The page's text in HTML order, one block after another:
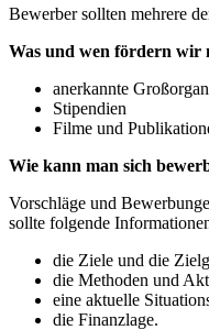
Bewerber sollten mehrere
Was und wen fördern wir
anerkannte
Stipendien
Filme und
Wie kann man sich
Vorschläge und
sollte folgende
die Ziele und die
die Methoden und
eine aktuelle
die Finanzlage.